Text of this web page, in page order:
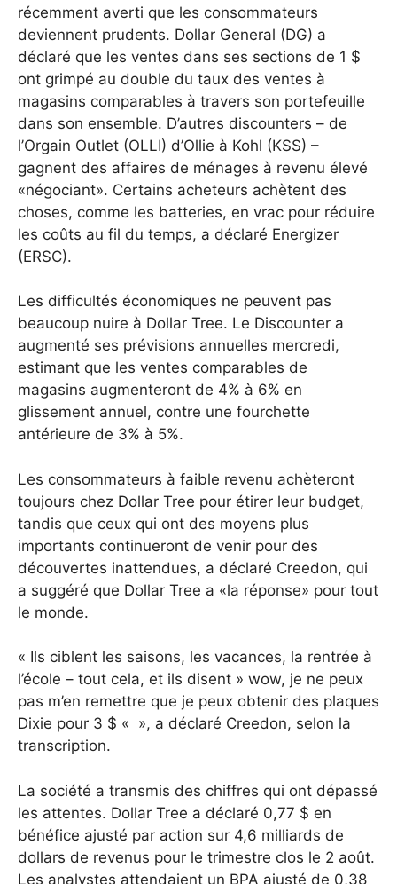
récemment averti que les consommateurs
deviennent prudents. Dollar General (DG) a
déclaré que les ventes dans ses sections de 1 $
ont grimpé au double du taux des ventes à
magasins comparables à travers son portefeuille
dans son ensemble. D’autres discounters – de
l’Orgain Outlet (OLLI) d’Ollie à Kohl (KSS) –
gagnent des affaires de ménages à revenu élevé
«négociant». Certains acheteurs achètent des
choses, comme les batteries, en vrac pour réduire
les coûts au fil du temps, a déclaré Energizer
(ERSC).
Les difficultés économiques ne peuvent pas
beaucoup nuire à Dollar Tree. Le Discounter a
augmenté ses prévisions annuelles mercredi,
estimant que les ventes comparables de
magasins augmenteront de 4% à 6% en
glissement annuel, contre une fourchette
antérieure de 3% à 5%.
Les consommateurs à faible revenu achèteront
toujours chez Dollar Tree pour étirer leur budget,
tandis que ceux qui ont des moyens plus
importants continueront de venir pour des
découvertes inattendues, a déclaré Creedon, qui
a suggéré que Dollar Tree a «la réponse» pour tout
le monde.
« Ils ciblent les saisons, les vacances, la rentrée à
l’école – tout cela, et ils disent » wow, je ne peux
pas m’en remettre que je peux obtenir des plaques
Dixie pour 3 $ « », a déclaré Creedon, selon la
transcription.
La société a transmis des chiffres qui ont dépassé
les attentes. Dollar Tree a déclaré 0,77 $ en
bénéfice ajusté par action sur 4,6 milliards de
dollars de revenus pour le trimestre clos le 2 août.
Les analystes attendaient un BPA ajusté de 0,38